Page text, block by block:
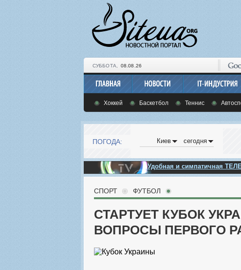
СУББОТА, 08.08.26
Хоккей Баскетбол Теннис
ПОГОДА: Киев сегодня
Удобная и симпатичная
СПОРТ ФУТБОЛ
СТАРТУЕТ КУБОК
ВОПРОСЫ ПЕРВОГО